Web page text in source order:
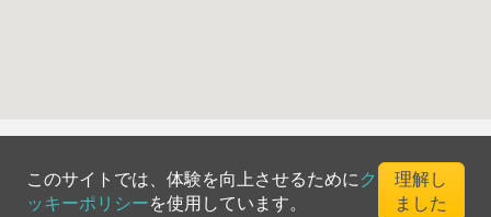
このサイトでは、体験を向上させるためにク
ッキーポリシーを使用しています。
理解し
ました